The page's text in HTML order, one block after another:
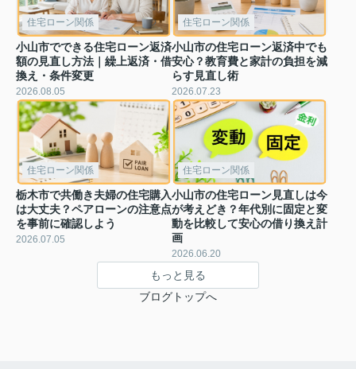
住宅ローン関係
小山市でできる住宅ローン返済
額の見直し方法｜繰上返済・借
換え・条件変更
2026.08.05
住宅ローン関係
小山市の住宅ローン返済中でも
安心？教育費と家計の負担を減
らす見直し術
2026.07.23
住宅ローン関係
栃木市で共働き夫婦の住宅購入
は大丈夫？ペアローンの注意点
を事前に確認しよう
2026.07.05
住宅ローン関係
小山市の住宅ローン見直しは今
が考えどき？年代別に固定と変
動を比較して安心の借り換え計
画
2026.06.20
もっと見る
ブログトップへ